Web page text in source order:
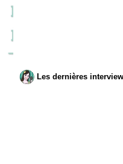
Les dernières